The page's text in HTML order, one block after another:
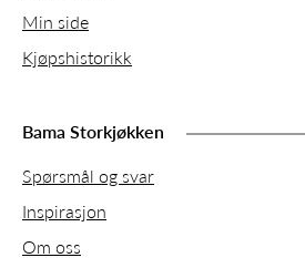
Min side
Kjøpshistorikk
Bama Storkjøkken
Spørsmål og svar
Inspirasjon
Om oss